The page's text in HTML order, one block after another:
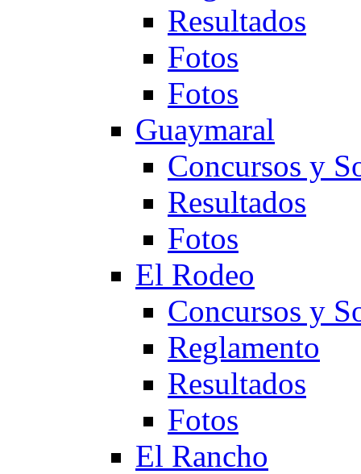
Resultados
Fotos
Fotos
Guaymaral
Concursos y
Resultados
Fotos
El Rodeo
Concursos y
Reglamento
Resultados
Fotos
El Rancho